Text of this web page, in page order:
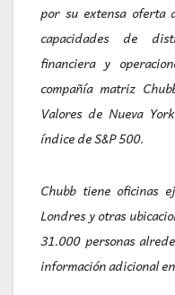
por su extensa oferta
capacidades de
financiera y
compañía matriz
Valores de Nueva
índice de S&P 500.
Chubb tiene oficinas
Londres y otras
31.000 personas
información adicional